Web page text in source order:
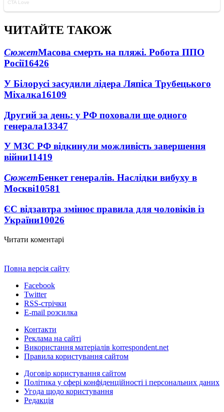
ЧИТАЙТЕ ТАКОЖ
СюжетМасова смерть на пляжі. Робота ППО
Росії16426
У Білорусі засудили лідера Ляпіса Трубецького
Міхалка16109
Другий за день: у РФ поховали ще одного
генерала13347
У МЗС РФ відкинули можливість завершення
війни11419
СюжетБенкет генералів. Наслідки вибуху в
Москві10581
ЄС відзавтра змінює правила для чоловіків із
України10026
Читати коментарі
Повна версія сайту
Facebook
Twitter
RSS-стрічки
E-mail розсилка
Контакти
Реклама на сайті
Використання матеріалів korrespondent.net
Правила користування сайтом
Договір користування сайтом
Політика у сфері конфіденційності і персональних даних
Угода щодо користування
Редакція